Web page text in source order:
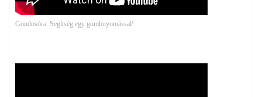
Gondosóra: Segítség egy gombnyomással!